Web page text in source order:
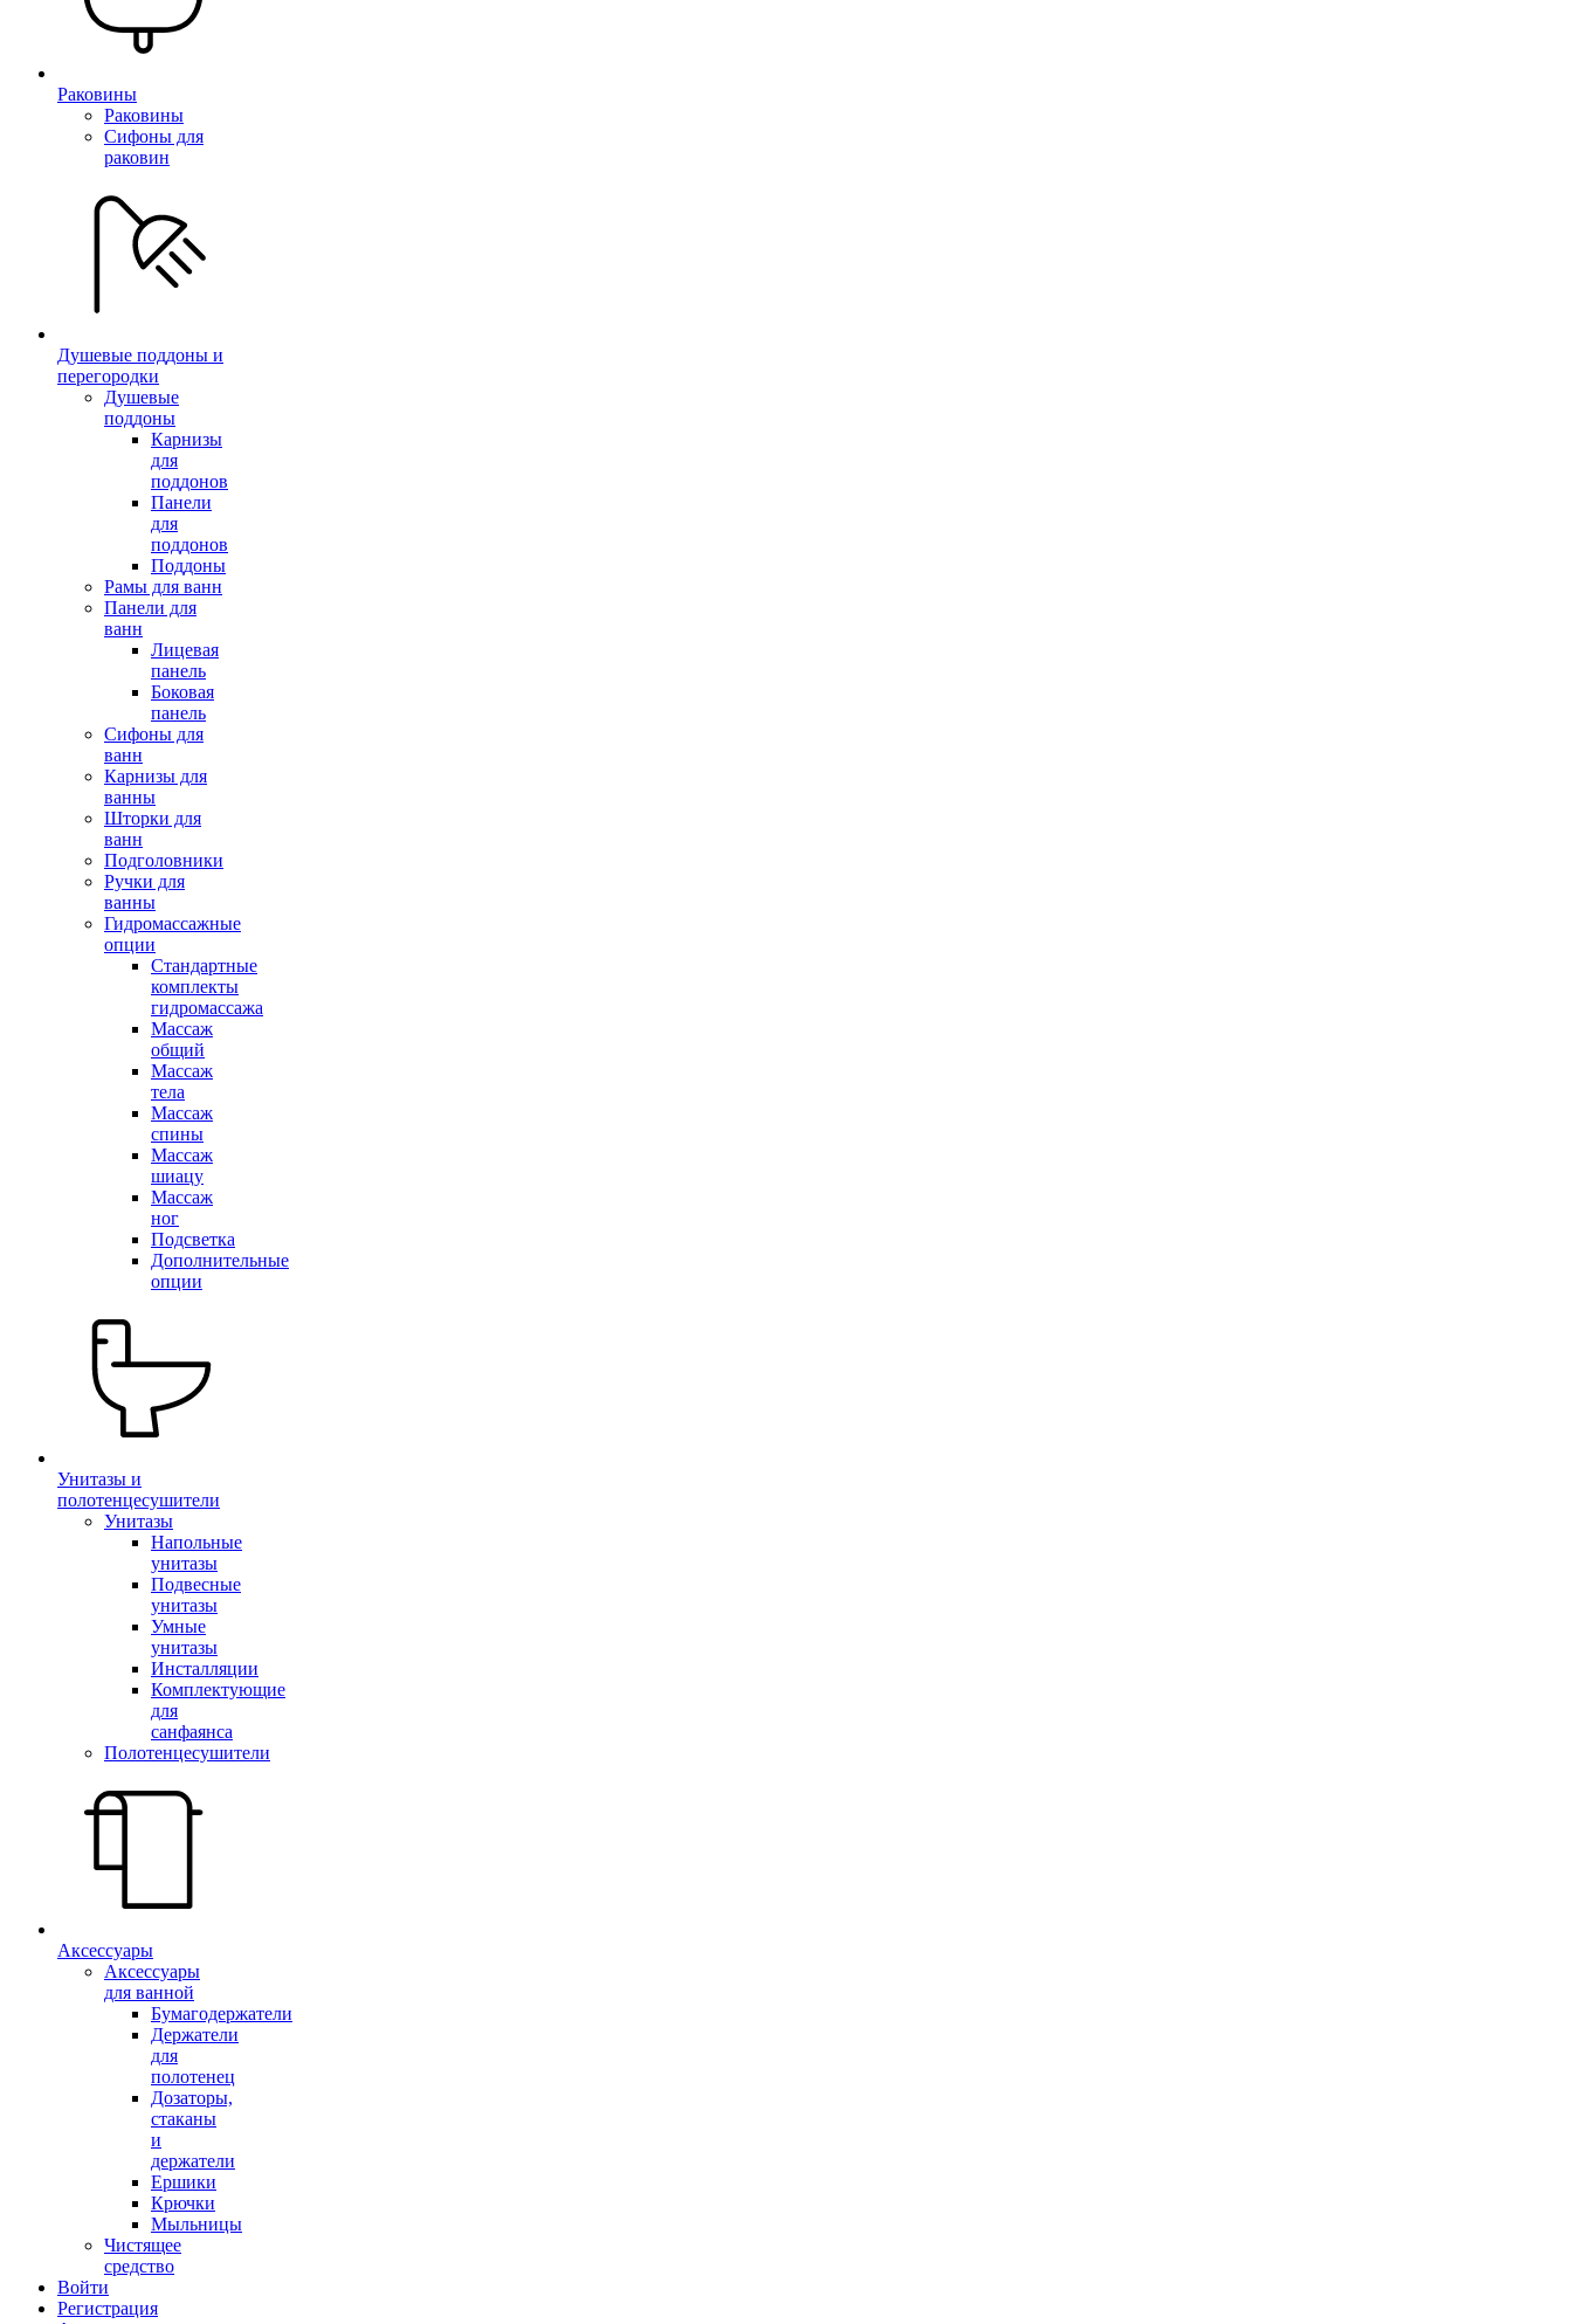
Раковины
Раковины
Сифоны для
раковин
Душевые поддоны и
перегородки
Душевые
поддоны
Карнизы
для
поддонов
Панели
для
поддонов
Поддоны
Рамы для ванн
Панели для
ванн
Лицевая
панель
Боковая
панель
Сифоны для
ванн
Карнизы для
ванны
Шторки для
ванн
Подголовники
Ручки для
ванны
Гидромассажные
опции
Стандартные
комплекты
гидромассажа
Массаж
общий
Массаж
тела
Массаж
спины
Массаж
шиацу
Массаж
ног
Подсветка
Дополнительные
опции
Унитазы и
полотенцесушители
Унитазы
Напольные
унитазы
Подвесные
унитазы
Умные
унитазы
Инсталляции
Комплектующие
для
санфаянса
Полотенцесушители
Аксессуары
Аксессуары
для ванной
Бумагодержатели
Держатели
для
полотенец
Дозаторы,
стаканы
и
держатели
Ершики
Крючки
Мыльницы
Чистящее
средство
Войти
Регистрация